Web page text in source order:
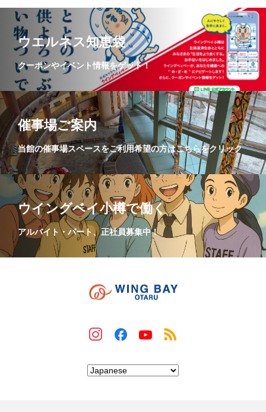
ウエルネス知恵袋
クーポンやイベント情報をゲット！
催事場ご案内
当館の催事場スペースをご利用希望の方はこちらをクリック
ウイングベイ小樽で働く
アルバイト・パート、正社員募集中！